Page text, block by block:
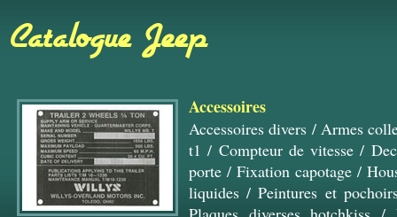
Catalogue Jeep
Accessoires
Accessoires divers / Armes
t1 / Compteur de vitesse /
porte / Fixation capotage /
liquides /Peintures et